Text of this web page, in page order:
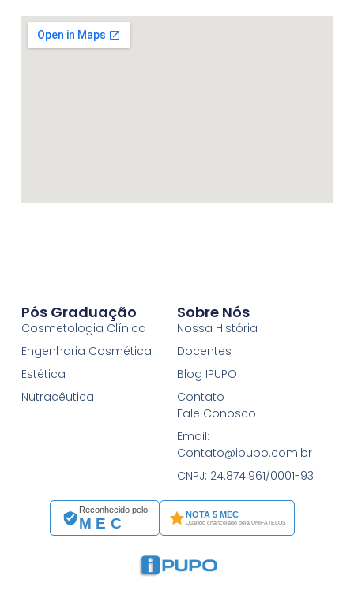
Reconhecido pelo
MEC
NOTA 5 MEC
Quando chancelado pela UNIFATELOS
Pós Graduação
Cosmetologia Clínica
Engenharia Cosmética
Estética
Nutracêutica
Sobre Nós
Nossa História
Docentes
Blog IPUPO
Contato
Fale Conosco
Email:
Contato@ipupo.com.br
CNPJ: 24.874.961/0001-93